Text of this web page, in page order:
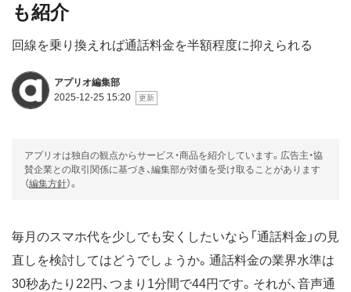
も紹介
回線を乗り換えれば通話料金を半額程度に抑えられる
アプリオ編集部
2025-12-25 15:20
アプリオは独自の観点からサービス・商品を紹介しています。広告主・協
賛企業との取引関係に基づき、編集部が対価を受け取ることがあります
（編集方針）。
毎月のスマホ代を少しでも安くしたいなら「通話料金」の見
直しを検討してはどうでしょうか。通話料金の業界水準は
30秒あたり22円、つまり1分間で44円です。それが、音声通